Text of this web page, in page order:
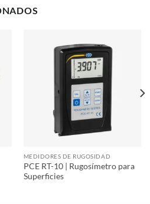
MEDIDORES DE RUGOSIDAD
PCE RT-10 | Rugosímetro para
Superficies